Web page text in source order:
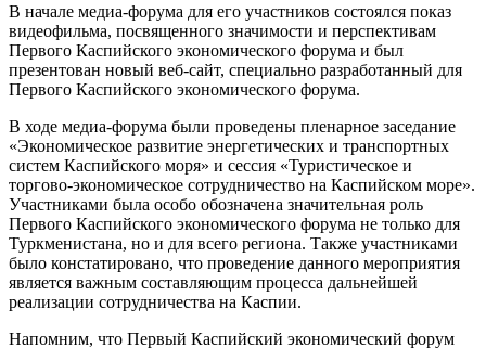
В начале медиа-форума для его участников состоялся показ
видеофильма, посвященного значимости и перспективам
Первого Каспийского экономического форума и был
презентован новый веб-сайт, специально разработанный для
Первого Каспийского экономического форума.
В ходе медиа-форума были проведены пленарное заседание
«Экономическое развитие энергетических и транспортных
систем Каспийского моря» и сессия «Туристическое и
торгово-экономическое сотрудничество на Каспийском море».
Участниками была особо обозначена значительная роль
Первого Каспийского экономического форума не только для
Туркменистана, но и для всего региона. Также участниками
было констатировано, что проведение данного мероприятия
является важным составляющим процесса дальнейшей
реализации сотрудничества на Каспии.
Напомним, что Первый Каспийский экономический форум